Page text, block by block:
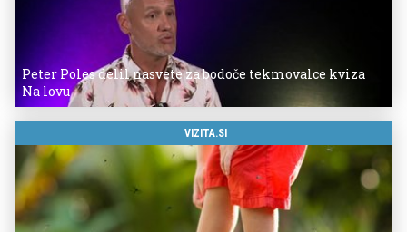
Peter Poles delil nasvete za bodoče tekmovalce kviza
Na lovu
VIZITA.SI